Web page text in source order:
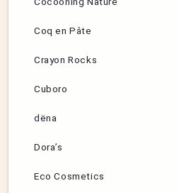
Coq en Pâte
Crayon Rocks
Cuboro
dëna
Dora’s
Eco Cosmetics